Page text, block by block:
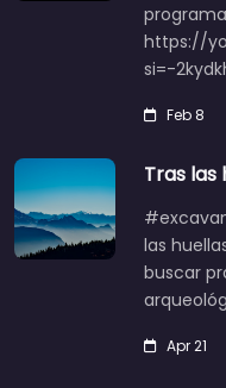
https://
si=-
Feb 8
Tras las
las
buscar
Apr 21